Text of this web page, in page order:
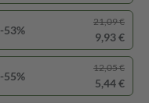
-53%
21,09 €
9,93 €
-55%
12,05 €
5,44 €